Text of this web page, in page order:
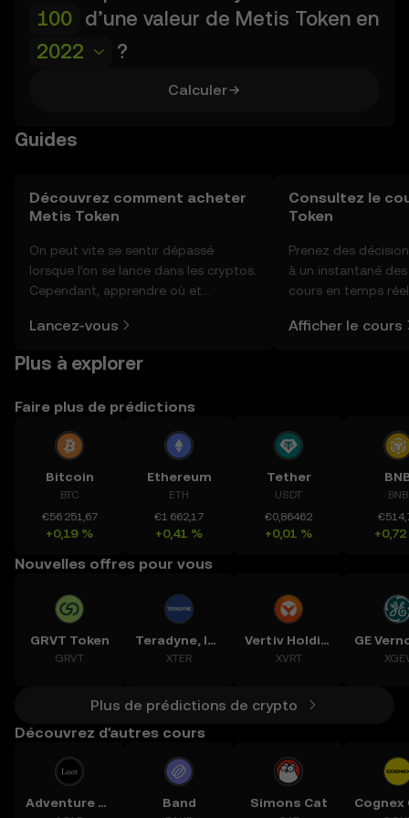
d’une valeur de Metis Token en
2022
?
Calculer
Guides
Découvrez comment acheter
Metis Token
On peut vite se sentir dépassé
lorsque l’on se lance dans les cryptos.
Cependant, apprendre où et
plus simple que vous ne l’imaginez.
l'application mobile OKX ou
Lancez-vous
Consultez le
Token
Prenez des
à un instantané
cours en temps
actualités et bien
Afficher le cours
Plus à explorer
Faire plus de prédictions
Bitcoin
BTC
€56 251,67
+0,19 %
Ethereum
ETH
€1 662,17
+0,41 %
Tether
USDT
€0,86462
+0,01 %
BNB
Nouvelles offres pour vous
GRVT Token
GRVT
Teradyne, Inc.
XTER
Vertiv Holdings, LLC
XVRT
Plus de prédictions de crypto
Découvrez d'autres cours
Adventure Gold Band Simons Cat